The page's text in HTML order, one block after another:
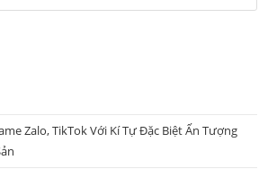
Zalo, TikTok Với Kí Tự Đặc Biệt Ấn Tượng